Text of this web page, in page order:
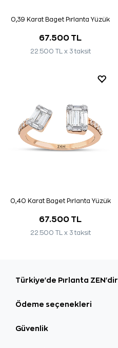
0,39 Karat Baget Pırlanta Yüzük
67.500 TL
22.500 TL x 3 taksit
0,40 Karat Baget Pırlanta Yüzük
67.500 TL
22.500 TL x 3 taksit
Türkiye'de Pırlanta ZEN'dir
Ödeme seçenekleri
Güvenlik